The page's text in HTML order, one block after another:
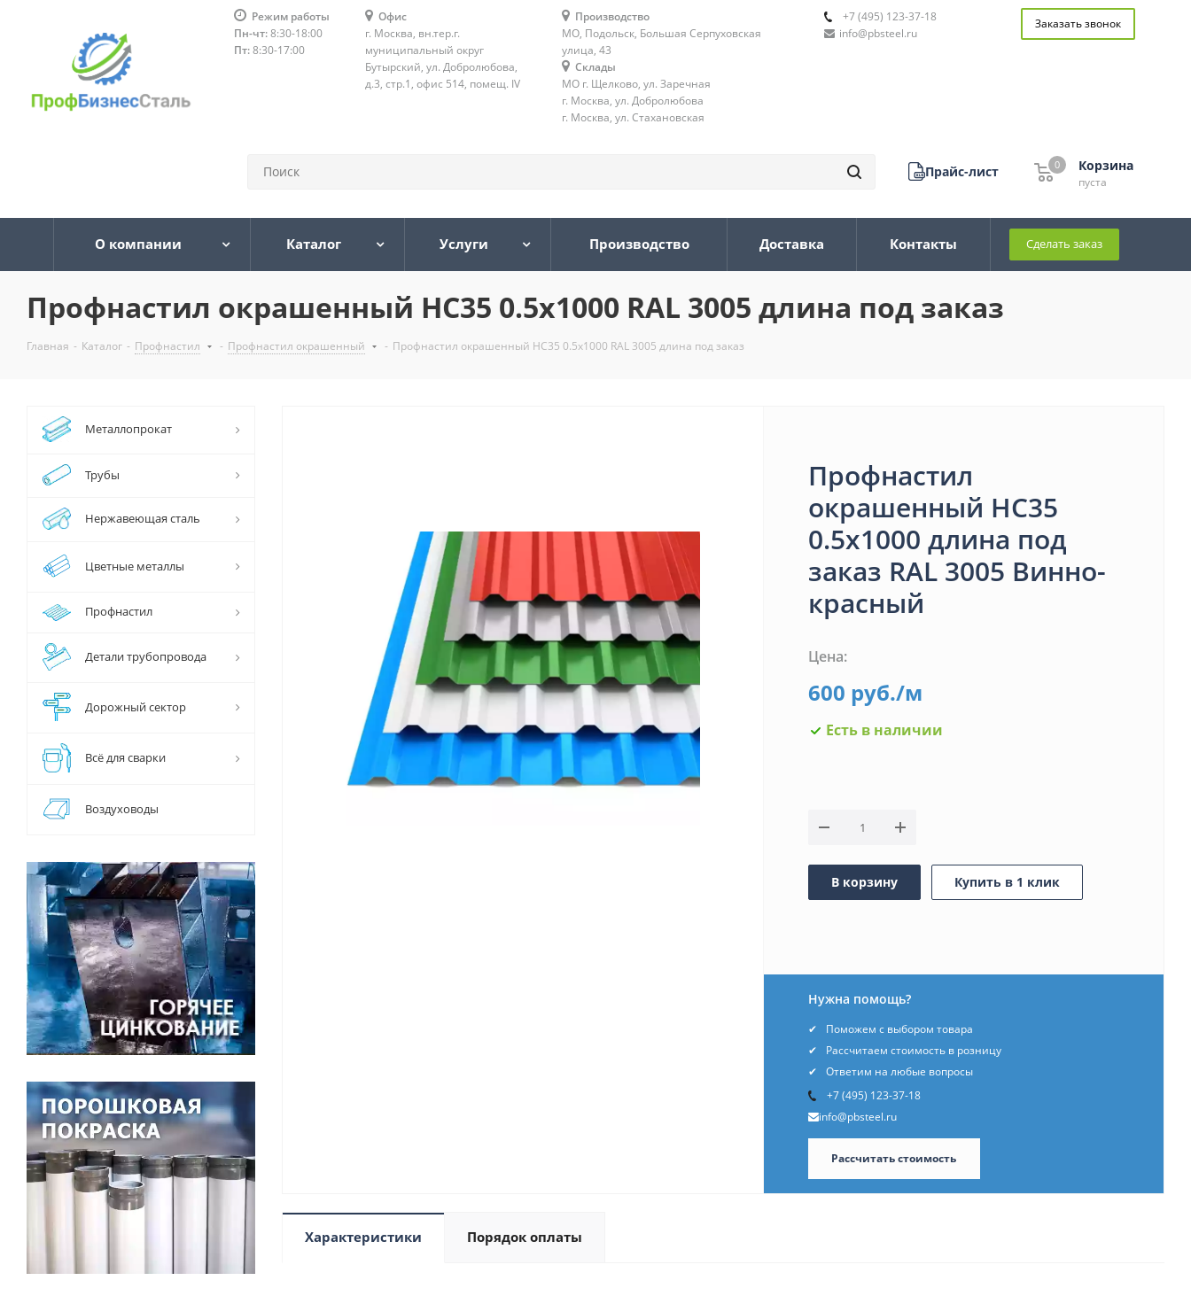
Режим работы
Пн-чт:8:30-18:00
Пт:8:30-17:00
Офис
г. Москва, вн.тер.г.
муниципальный округ
Бутырский, ул. Добролюбова,
д.3, стр.1, офис 514, помещ. IV
Производство
МО, Подольск, Большая Серпуховская
улица, 43
Склады
МО г. Щелково, ул. Заречная
г. Москва, ул. Добролюбова
г. Москва, ул. Стахановская
+7 (495) 123-37-18
info@pbsteel.ru
Заказать звонок
Прайс-лист Корзина
0
пуста
0
О компании Каталог Услуги Производство Доставка Контакты Сделать заказ
Профнастил окрашенный НС35 0.5х1000 RAL 3005 длина под заказ
Главная - Каталог - Профнастил - Профнастил окрашенный - Профнастил окрашенный НС35 0.5х1000 RAL 3005 длина под заказ
Профнастил
окрашенный НС35
0.5х1000 длина под
заказ RAL 3005 Винно-
красный
Цена:
600 руб./м
Есть в наличии
В корзину Купить в 1 клик
Нужна помощь?
Поможем с выбором товара
Рассчитаем стоимость в розницу
Ответим на любые вопросы
+7 (495) 123-37-18
info@pbsteel.ru
Рассчитать стоимость
Характеристики Порядок оплаты
Металлопрокат
Трубы
Нержавеющая сталь
Цветные металлы
Профнастил
Детали трубопровода
Дорожный сектор
Всё для сварки
Воздуховоды